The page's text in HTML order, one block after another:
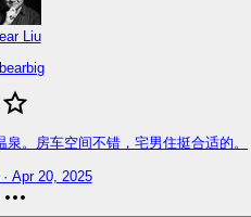
Liu
bearbig
。房车空间不错，宅男住挺合适的。
Apr 20, 2025